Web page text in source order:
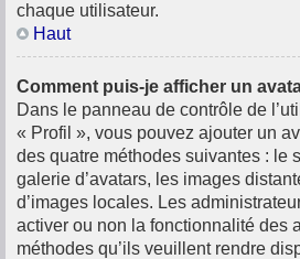
chaque utilisateur.
Haut
Comment puis-je afficher un
Dans le panneau de contrôle de
« Profil », vous pouvez ajouter un
des quatre méthodes suivantes : le
galerie d’avatars, les images
d’images locales. Les
activer ou non la fonctionnalité des
méthodes qu’ils veuillent rendre